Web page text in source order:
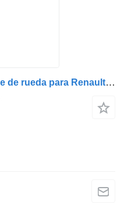
Renault SNR 5010439770 buje de rueda para Renault MAGNUM PREMIUM camión